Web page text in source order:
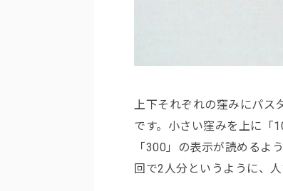
上下それぞれの窪みにパス
です。小さい窪みを上に「
「300」の表示が読めるよ
回で2人分というように、